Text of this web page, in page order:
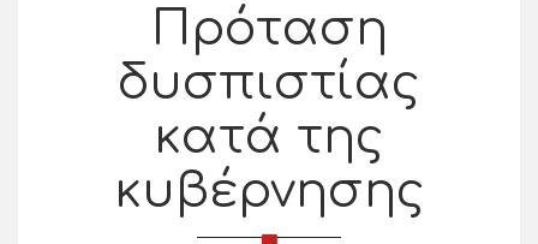
Πρόταση
δυσπιστίας
κατά της
κυβέρνησης